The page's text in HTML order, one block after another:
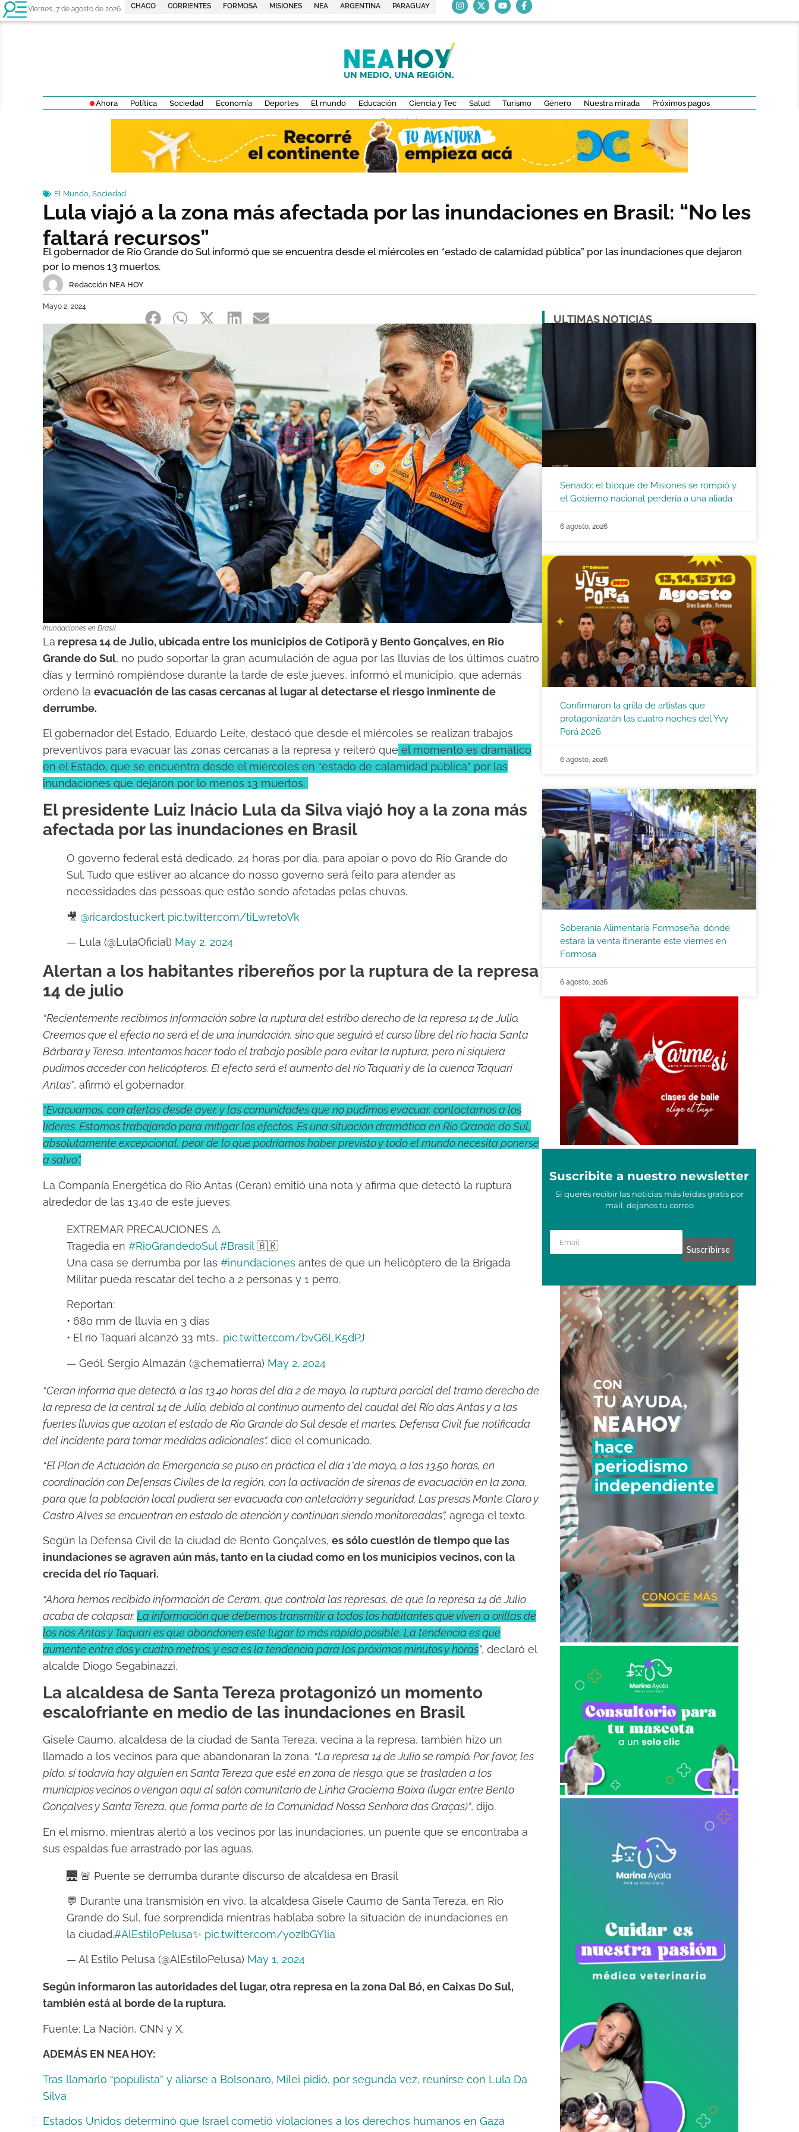
Viernes, 7 de agosto de 2026 CHACO CORRIENTES FORMOSA MISIONES NEA ARGENTINA PARAGUAY
Ahora Política Sociedad Economía Deportes El mundo Educación Ciencia y Tec Salud Turismo Género Nuestra mirada Próximos pagos
- Publicidad -
El Mundo, Sociedad
Lula viajó a la zona más afectada por las inundaciones en Brasil: “No les
faltará recursos”
El gobernador de Río Grande do Sul informó que se encuentra desde el miércoles en “estado de calamidad pública” por las inundaciones que dejaron
por lo menos 13 muertos.
Redacción NEA HOY
Mayo 2, 2024
Inundaciones en Brasil
La represa 14 de Julio, ubicada entre los municipios de Cotiporã y Bento Gonçalves, en Rio
Grande do Sul, no pudo soportar la gran acumulación de agua por las lluvias de los últimos cuatro
días y terminó rompiéndose durante la tarde de este jueves, informó el municipio, que además
ordenó la evacuación de las casas cercanas al lugar al detectarse el riesgo inminente de
derrumbe.
El gobernador del Estado, Eduardo Leite, destacó que desde el miércoles se realizan trabajos
preventivos para evacuar las zonas cercanas a la represa y reiteró que el momento es dramático
en el Estado, que se encuentra desde el miércoles en “estado de calamidad pública” por las
inundaciones que dejaron por lo menos 13 muertos.
El presidente Luiz Inácio Lula da Silva viajó hoy a la zona más
afectada por las inundaciones en Brasil
O governo federal está dedicado, 24 horas por dia, para apoiar o povo do Rio Grande do
Sul. Tudo que estiver ao alcance do nosso governo será feito para atender as
necessidades das pessoas que estão sendo afetadas pelas chuvas.
🎥 @ricardostuckert pic.twitter.com/tiLwret0Vk
— Lula (@LulaOficial) May 2, 2024
Alertan a los habitantes ribereños por la ruptura de la represa
14 de julio
“Recientemente recibimos información sobre la ruptura del estribo derecho de la represa 14 de Julio.
Creemos que el efecto no será el de una inundación, sino que seguirá el curso libre del río hacia Santa
Bárbara y Teresa. Intentamos hacer todo el trabajo posible para evitar la ruptura, pero ni siquiera
pudimos acceder con helicópteros. El efecto será el aumento del río Taquari y de la cuenca Taquari
Antas”, afirmó el gobernador.
“Evacuamos, con alertas desde ayer, y las comunidades que no pudimos evacuar, contactamos a los
líderes. Estamos trabajando para mitigar los efectos. Es una situación dramática en Rio Grande do Sul,
absolutamente excepcional, peor de lo que podríamos haber previsto y todo el mundo necesita ponerse
a salvo”.
La Companía Energética do Rio Antas (Ceran) emitió una nota y afirma que detectó la ruptura
alrededor de las 13.40 de este jueves.
EXTREMAR PRECAUCIONES ⚠️
Tragedia en #RioGrandedoSul #Brasil🇧🇷
Una casa se derrumba por las #inundaciones antes de que un helicóptero de la Brigada
Militar pueda rescatar del techo a 2 personas y 1 perro.
Reportan:
• 680 mm de lluvia en 3 días
• El río Taquari alcanzó 33 mts… pic.twitter.com/bvG6LK5dPJ
— Geól. Sergio Almazán (@chematierra) May 2, 2024
“Ceran informa que detectó, a las 13.40 horas del día 2 de mayo, la ruptura parcial del tramo derecho de
la represa de la central 14 de Julio, debido al continuo aumento del caudal del Río das Antas y a las
fuertes lluvias que azotan el estado de Rio Grande do Sul desde el martes. Defensa Civil fue notificada
del incidente para tomar medidas adicionales”, dice el comunicado.
“El Plan de Actuación de Emergencia se puso en práctica el día 1°de mayo, a las 13.50 horas, en
coordinación con Defensas Civiles de la región, con la activación de sirenas de evacuación en la zona,
para que la población local pudiera ser evacuada con antelación y seguridad. Las presas Monte Claro y
Castro Alves se encuentran en estado de atención y continúan siendo monitoreadas”, agrega el texto.
Según la Defensa Civil de la ciudad de Bento Gonçalves, es sólo cuestión de tiempo que las
inundaciones se agraven aún más, tanto en la ciudad como en los municipios vecinos, con la
crecida del río Taquari.
“Ahora hemos recibido información de Ceram, que controla las represas, de que la represa 14 de Julio
acaba de colapsar.La información que debemos transmitir a todos los habitantes que viven a orillas de
los ríos Antas y Taquari es que abandonen este lugar lo más rápido posible. La tendencia es que
aumente entre dos y cuatro metros, y esa es la tendencia para los próximos minutos y horas”, declaró el
alcalde Diogo Segabinazzi.
La alcaldesa de Santa Tereza protagonizó un momento
escalofriante en medio de las inundaciones en Brasil
Gisele Caumo, alcaldesa de la ciudad de Santa Tereza, vecina a la represa, también hizo un
llamado a los vecinos para que abandonaran la zona. “La represa 14 de Julio se rompió. Por favor, les
pido, si todavía hay alguien en Santa Tereza que esté en zona de riesgo, que se trasladen a los
municipios vecinos o vengan aquí al salón comunitario de Linha Graciema Baixa (lugar entre Bento
Gonçalves y Santa Tereza, que forma parte de la Comunidad Nossa Senhora das Graças)”, dijo.
En el mismo, mientras alertó a los vecinos por las inundaciones, un puente que se encontraba a
sus espaldas fue arrastrado por las aguas.
🌉 🚨 Puente se derrumba durante discurso de alcaldesa en Brasil
💬 Durante una transmisión en vivo, la alcaldesa Gisele Caumo de Santa Tereza, en Rio
Grande do Sul, fue sorprendida mientras hablaba sobre la situación de inundaciones en
la ciudad.#AlEstiloPelusa✨️ pic.twitter.com/yozIbGYlia
— Al Estilo Pelusa (@AlEstiloPelusa) May 1, 2024
Según informaron las autoridades del lugar, otra represa en la zona Dal Bó, en Caixas Do Sul,
también está al borde de la ruptura.
Fuente: La Nación, CNN y X.
ADEMÁS EN NEA HOY:
Tras llamarlo “populista” y aliarse a Bolsonaro, Milei pidió, por segunda vez, reunirse con Lula Da
Silva
Estados Unidos determinó que Israel cometió violaciones a los derechos humanos en Gaza
ULTIMAS NOTICIAS
Senado: el bloque de Misiones se rompió y
el Gobierno nacional perdería a una aliada
6 agosto, 2026
Confirmaron la grilla de artistas que
protagonizarán las cuatro noches del Yvy
Porá 2026
6 agosto, 2026
Soberanía Alimentaria Formoseña: dónde
estará la venta itinerante este viernes en
Formosa
6 agosto, 2026
Suscribite a nuestro newsletter
Si querés recibir las noticias más leídas gratis por
mail, dejanos tu correo
Suscribirse